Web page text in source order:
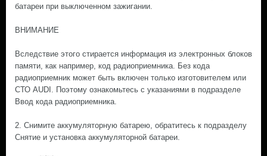
батареи при выключенном зажигании.
ВНИМАНИЕ
Вследствие этого стирается информация из электронных блоков
памяти, как например, код радиоприемника. Без кода
радиоприемник может быть включен только изготовителем или
СТО AUDI. Поэтому ознакомьтесь с указаниями в подразделе
Ввод кода радиоприемника.
2. Снимите аккумуляторную батарею, обратитесь к подразделу
Снятие и установка аккумуляторной батареи.